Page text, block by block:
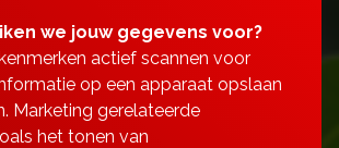
we jouw gegevens voor?
actief scannen voor
op een apparaat opslaan
Marketing gerelateerde
het tonen van